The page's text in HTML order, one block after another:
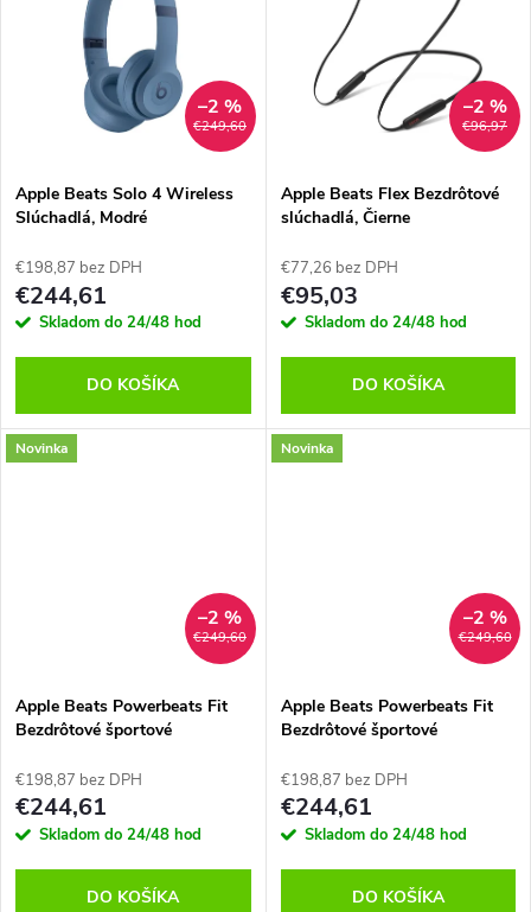
o
v
v
€249,60
–2 %
Apple Beats Solo 4 Wireless
Slúchadlá, Modré
€198,87 bez DPH
€244,61
Skladom do 24/48 hod
DO KOŠÍKA
€96,97
–2 %
Apple Beats Flex Bezdrôtové
slúchadlá, Čierne
€77,26 bez DPH
€95,03
Skladom do 24/48 hod
DO KOŠÍKA
Novinka
€249,60
–2 %
Apple Beats Powerbeats Fit
Bezdrôtové športové
€198,87 bez DPH
€244,61
Skladom do 24/48 hod
DO KOŠÍKA
Novinka
€249,60
–2 %
Apple Beats Powerbeats Fit
Bezdrôtové športové
€198,87 bez DPH
€244,61
Skladom do 24/48 hod
DO KOŠÍKA